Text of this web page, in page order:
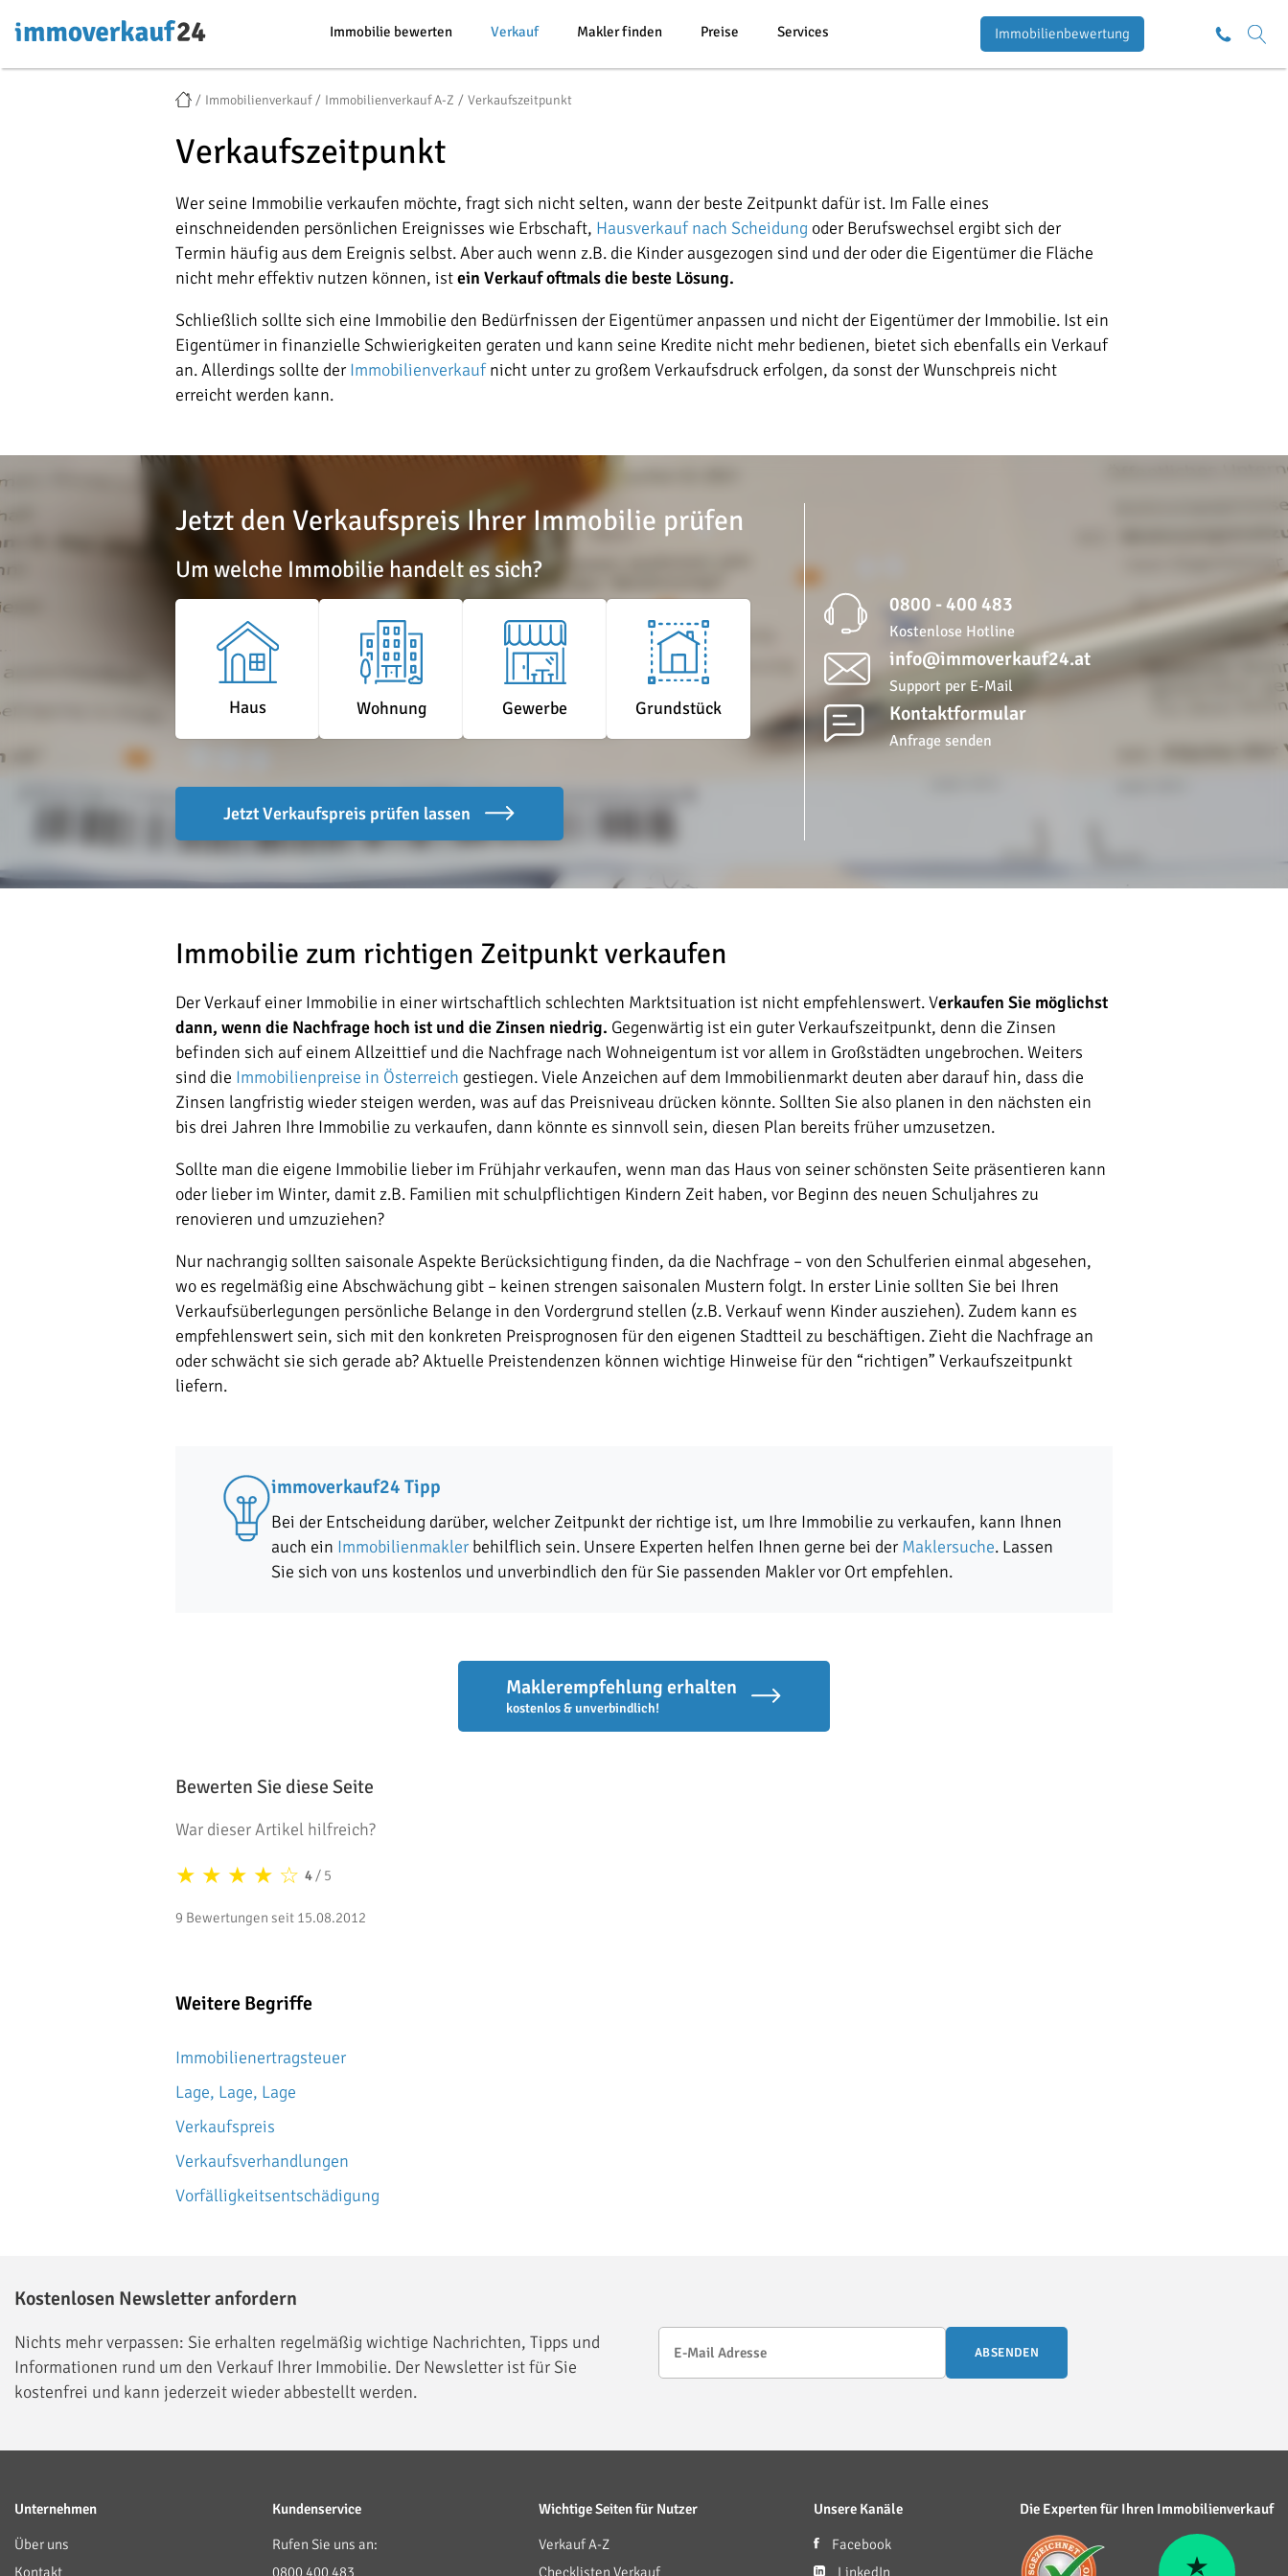
Immobilie bewerten Verkauf Makler finden Preise Services Immobilienbewertung
Immobilienverkauf Immobilienverkauf A-Z Verkaufszeitpunkt
Verkaufszeitpunkt
Wer seine Immobilie verkaufen möchte, fragt sich nicht selten, wann der beste Zeitpunkt dafür ist. Im Falle eines
einschneidenden persönlichen Ereignisses wie Erbschaft, Hausverkauf nach Scheidung oder Berufswechsel ergibt sich der
Termin häufig aus dem Ereignis selbst. Aber auch wenn z.B. die Kinder ausgezogen sind und der oder die Eigentümer die Fläche
nicht mehr effektiv nutzen können, istein Verkauf oftmals die beste Lösung.
Schließlich sollte sich eine Immobilie den Bedürfnissen der Eigentümer anpassen und nicht der Eigentümer der Immobilie. Ist ein
Eigentümer in finanzielle Schwierigkeiten geraten und kann seine Kredite nicht mehr bedienen, bietet sich ebenfalls ein Verkauf
an. Allerdings sollte der Immobilienverkaufnicht unter zu großem Verkaufsdruck erfolgen, da sonst der Wunschpreis nicht
erreicht werden kann.
Jetzt den Verkaufspreis Ihrer Immobilie prüfen
Um welche Immobilie handelt es sich?
Haus Wohnung Gewerbe Grundstück
Jetzt Verkaufspreis prüfen lassen
0800 - 400 483
Kostenlose Hotline
info@immoverkauf24.at
Support per E-Mail
Kontaktformular
Anfrage senden
Immobilie zum richtigen Zeitpunkt verkaufen
Der Verkauf einer Immobilie in einer wirtschaftlich schlechten Marktsituation ist nicht empfehlenswert. Verkaufen Sie möglichst
dann, wenn die Nachfrage hoch ist und die Zinsen niedrig. Gegenwärtig ist ein guter Verkaufszeitpunkt, denn die Zinsen
befinden sich auf einem Allzeittief und die Nachfrage nach Wohneigentum ist vor allem in Großstädten ungebrochen. Weiters
sind die Immobilienpreise in Österreich gestiegen. Viele Anzeichen auf dem Immobilienmarkt deuten aber darauf hin, dass die
Zinsen langfristig wieder steigen werden, was auf das Preisniveau drücken könnte. Sollten Sie also planen in den nächsten ein
bis drei Jahren Ihre Immobilie zu verkaufen, dann könnte es sinnvoll sein, diesen Plan bereits früher umzusetzen.
Sollte man die eigene Immobilie lieber im Frühjahr verkaufen, wenn man das Haus von seiner schönsten Seite präsentieren kann
oder lieber im Winter, damit z.B. Familien mit schulpflichtigen Kindern Zeit haben, vor Beginn des neuen Schuljahres zu
renovieren und umzuziehen?
Nur nachrangig sollten saisonale Aspekte Berücksichtigung finden, da die Nachfrage – von den Schulferien einmal abgesehen,
wo es regelmäßig eine Abschwächung gibt – keinen strengen saisonalen Mustern folgt. In erster Linie sollten Sie bei Ihren
Verkaufsüberlegungen persönliche Belange in den Vordergrund stellen (z.B. Verkauf wenn Kinder ausziehen). Zudem kann es
empfehlenswert sein, sich mit den konkreten Preisprognosen für den eigenen Stadtteil zu beschäftigen. Zieht die Nachfrage an
oder schwächt sie sich gerade ab? Aktuelle Preistendenzen können wichtige Hinweise für den “richtigen” Verkaufszeitpunkt
liefern.
immoverkauf24 Tipp
Bei der Entscheidung darüber, welcher Zeitpunkt der richtige ist, um Ihre Immobilie zu verkaufen, kann Ihnen
auch ein Immobilienmakler behilflich sein. Unsere Experten helfen Ihnen gerne bei der Maklersuche. Lassen
Sie sich von uns kostenlos und unverbindlich den für Sie passenden Makler vor Ort empfehlen.
Maklerempfehlung erhalten
kostenlos & unverbindlich!
Bewerten Sie diese Seite
War dieser Artikel hilfreich?
☆
★
★
★
★ 4/ 5
9 Bewertungen seit 15.08.2012
Weitere Begriffe
Immobilienertragsteuer
Lage, Lage, Lage
Verkaufspreis
Verkaufsverhandlungen
Vorfälligkeitsentschädigung
Kostenlosen Newsletter anfordern
Nichts mehr verpassen: Sie erhalten regelmäßig wichtige Nachrichten, Tipps und
Informationen rund um den Verkauf Ihrer Immobilie. Der Newsletter ist für Sie
kostenfrei und kann jederzeit wieder abbestellt werden.
ABSENDEN
Unternehmen
Über uns
Kontakt
Kundenservice
Rufen Sie uns an:
0800 400 483
Wichtige Seiten für Nutzer
Verkauf A-Z
Checklisten Verkauf
Unsere Kanäle
Facebook
LinkedIn
Die Experten für Ihren Immobilienverkauf